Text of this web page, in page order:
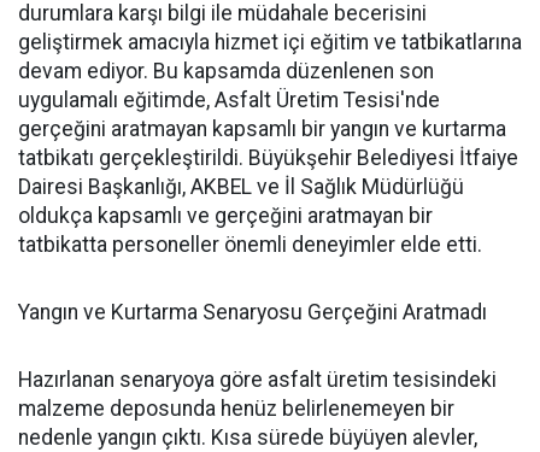
durumlara karşı bilgi ile müdahale becerisini
geliştirmek amacıyla hizmet içi eğitim ve tatbikatlarına
devam ediyor. Bu kapsamda düzenlenen son
uygulamalı eğitimde, Asfalt Üretim Tesisi'nde
gerçeğini aratmayan kapsamlı bir yangın ve kurtarma
tatbikatı gerçekleştirildi. Büyükşehir Belediyesi İtfaiye
Dairesi Başkanlığı, AKBEL ve İl Sağlık Müdürlüğü
oldukça kapsamlı ve gerçeğini aratmayan bir
tatbikatta personeller önemli deneyimler elde etti.
Yangın ve Kurtarma Senaryosu Gerçeğini Aratmadı
Hazırlanan senaryoya göre asfalt üretim tesisindeki
malzeme deposunda henüz belirlenemeyen bir
nedenle yangın çıktı. Kısa sürede büyüyen alevler,